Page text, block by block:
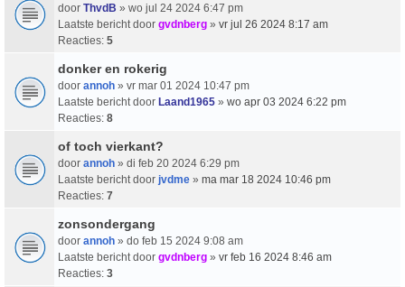
door ThvdB » wo jul 24 2024 6:47 pm
Laatste bericht door gvdnberg » vr jul 26 2024 8:17 am
Reacties: 5
donker en rokerig
door annoh » vr mar 01 2024 10:47 pm
Laatste bericht door Laand1965 » wo apr 03 2024 6:22 pm
Reacties: 8
of toch vierkant?
door annoh » di feb 20 2024 6:29 pm
Laatste bericht door jvdme » ma mar 18 2024 10:46 pm
Reacties: 7
zonsondergang
door annoh » do feb 15 2024 9:08 am
Laatste bericht door gvdnberg » vr feb 16 2024 8:46 am
Reacties: 3